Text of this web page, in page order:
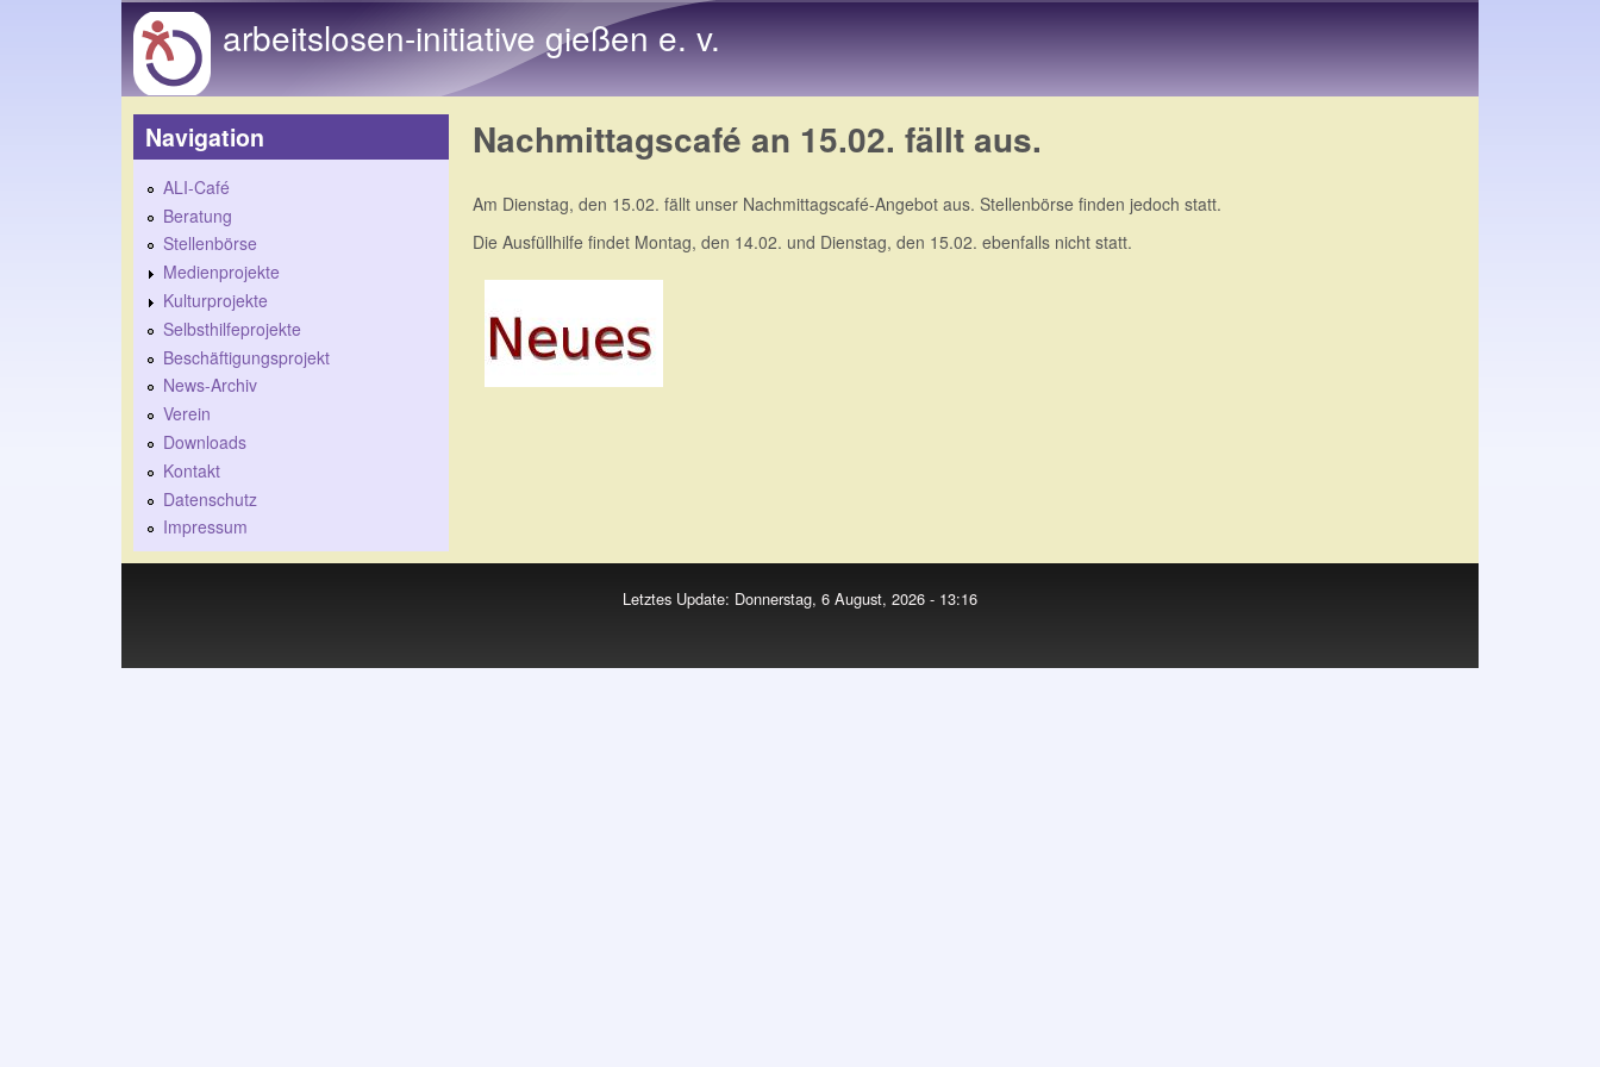
arbeitslosen-initiative gießen e. v.
Nachmittagscafé an 15.02. fällt aus.
Am Dienstag, den 15.02. fällt unser Nachmittagscafé-Angebot aus. Stellenbörse finden jedoch statt.
Die Ausfüllhilfe findet Montag, den 14.02. und Dienstag, den 15.02. ebenfalls nicht statt.
Navigation
ALI-Café
Beratung
Stellenbörse
Medienprojekte
Kulturprojekte
Selbsthilfeprojekte
Beschäftigungsprojekt
News-Archiv
Verein
Downloads
Kontakt
Datenschutz
Impressum
Letztes Update: Donnerstag, 6 August, 2026 - 13:16